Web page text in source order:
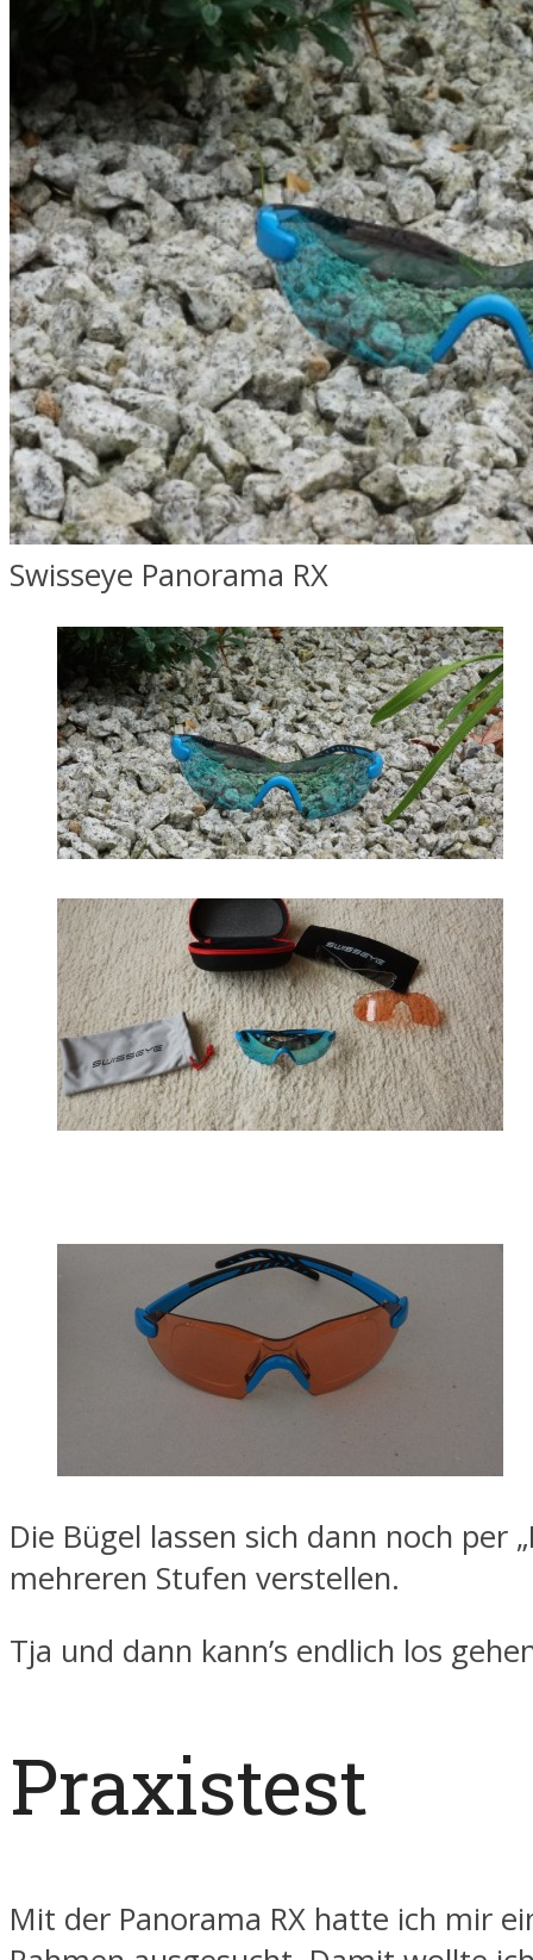
Swisseye Panorama RX
Die Bügel lassen sich dann noch per
mehreren Stufen verstellen.
Tja und dann kann’s endlich los
Praxistest
Mit der Panorama RX hatte ich mir